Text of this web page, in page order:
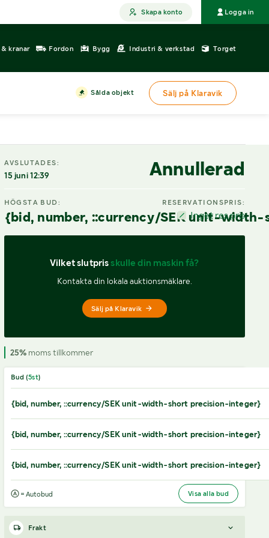
Skapa konto Logga in
kranar Fordon Bygg Industri & verkstad Torget
Sålda objekt Sälj på Klaravik
AVSLUTADES:
15 juni 12:39 Annullerad
HÖGSTA BUD:
{bid, number, ::currency/SEK unit-
RESERVATIONSPRIS:
Inget res.pris
Vilket slutpris skulle din maskin få?
Kontakta din lokala auktionsmäklare.
Sälj på Klaravik
25%moms tillkommer
Bud (5st)
{bid, number, ::currency/SEK unit-width-short precision-integer}
{bid, number, ::currency/SEK unit-width-short precision-integer}
{bid, number, ::currency/SEK unit-width-short precision-integer}
= Autobud Visa alla bud
Frakt